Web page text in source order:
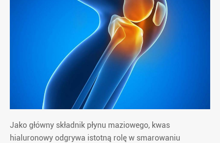
Jako główny składnik płynu maziowego, kwas
hialuronowy odgrywa istotną rolę w smarowaniu